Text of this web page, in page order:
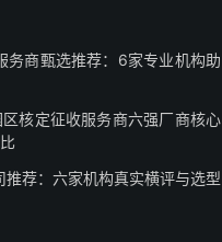
务商甄选推荐：6家专业机构助
核定征收服务商六强厂商核心
荐：六家机构真实横评与选型